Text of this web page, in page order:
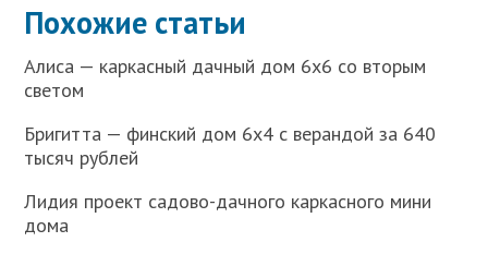
Похожие статьи
Алиса — каркасный дачный дом 6х6 со вторым
светом
Бригитта — финский дом 6х4 с верандой за 640
тысяч рублей
Лидия проект садово-дачного каркасного мини
дома